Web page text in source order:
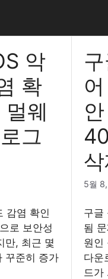
악
확
웨
그
감염 확인
로 보안성
만, 최근 몇
꾸준히 증가
5월
구글
됨
원인
다운
드가